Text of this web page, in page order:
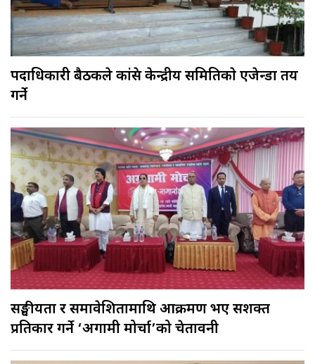
पदाधिकारी बैठकले कांग्रेस केन्द्रीय समितिकाे एजेन्डा तय
गर्ने
सङ्घीयता र समावेशितामाथि आक्रमण भए सशक्त
प्रतिकार गर्ने ‘अग्रगामी मोर्चा’को चेतावनी